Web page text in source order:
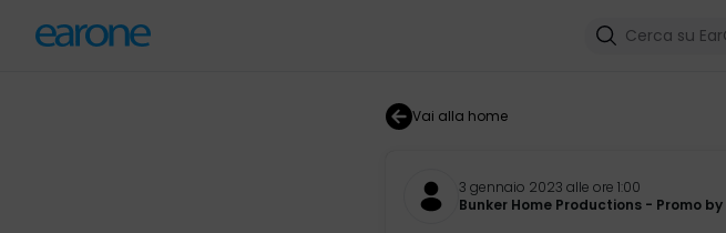
Vai alla home
3 gennaio 2023 alle ore 1:00
Bunker Home Productions - Promo by